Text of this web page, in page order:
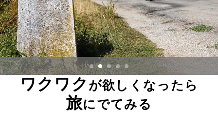
ワクワク が欲しくなったら
旅にでてみる